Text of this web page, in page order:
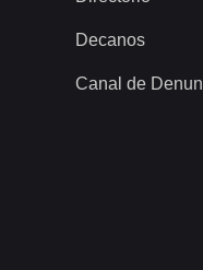
Decanos
Canal de